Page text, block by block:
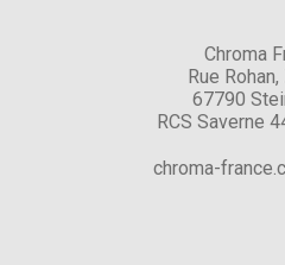
Chroma
Rue
67790
RCS Saverne
chroma-